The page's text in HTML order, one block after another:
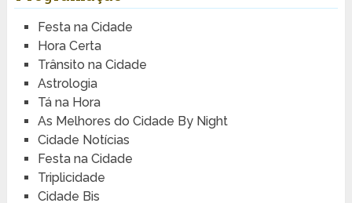
Festa na Cidade
Hora Certa
Trânsito na Cidade
Astrologia
Tá na Hora
As Melhores do Cidade By Night
Cidade Notícias
Festa na Cidade
Triplicidade
Cidade Bis